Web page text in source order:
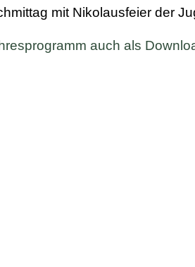
mit Nikolausfeier der
auch als